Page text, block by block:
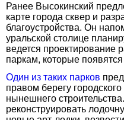
Ранее Высокинский
карте города сквер и
благоустройства. Он
уральской столице
ведется проектирование
паркам, которые
Один из таких парков
правом берегу
нынешнего
реконструировать